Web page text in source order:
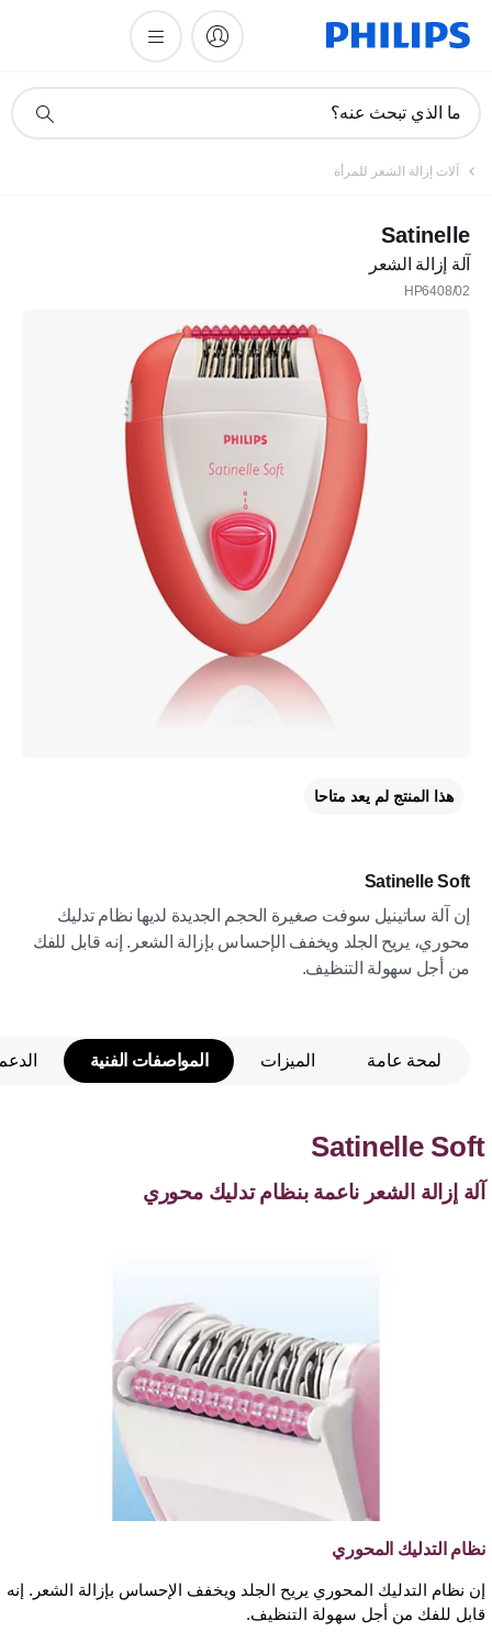
دعم
ما الذي تبحث عنه؟
آلات إزالة الشعر للمرأة
Satinelle
آلة إزالة الشعر
HP6408/02
Satinelle Soft
إن آلة ساتينيل سوفت صغيرة الحجم الجديدة لديها نظام تدليك
محوري، يريح الجلد ويخفف الإحساس بإزالة الشعر. إنه قابل للفك
من أجل سهولة التنظيف.
هذا المنتج لم يعد متاحا
لمحة عامة الميزات المواصفات الفنية
Satinelle Soft
آلة إزالة الشعر ناعمة بنظام تدليك محوري
نظام التدليك المحوري
إن نظام التدليك المحوري يريح الجلد ويخفف الإحساس بإزالة الشعر. إنه
قابل للفك من أجل سهولة التنظيف.